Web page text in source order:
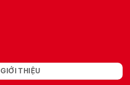
GIỚI THIỆU